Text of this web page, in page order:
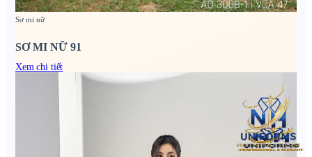
Sơ mi nữ
SƠ MI NỮ 91
Xem chi tiết